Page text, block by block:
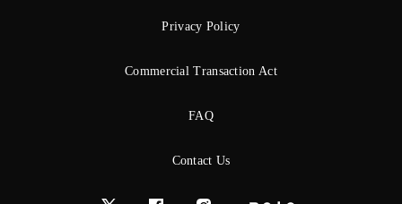
Privacy Policy
Commercial Transaction Act
FAQ
Contact Us